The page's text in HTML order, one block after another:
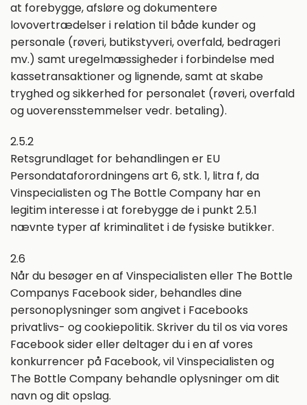
at forebygge, afsløre og dokumentere
lovovertrædelser i relation til både kunder og
personale (røveri, butikstyveri, overfald, bedrageri
mv.) samt uregelmæssigheder i forbindelse med
kassetransaktioner og lignende, samt at skabe
tryghed og sikkerhed for personalet (røveri, overfald
og uoverensstemmelser vedr. betaling).
2.5.2
Retsgrundlaget for behandlingen er EU
Persondataforordningens art 6, stk. 1, litra f, da
Vinspecialisten og The Bottle Company har en
legitim interesse i at forebygge de i punkt 2.5.1
nævnte typer af kriminalitet i de fysiske butikker.
2.6
Når du besøger en af Vinspecialisten eller The Bottle
Companys Facebook sider, behandles dine
personoplysninger som angivet i Facebooks
privatlivs- og cookiepolitik. Skriver du til os via vores
Facebook sider eller deltager du i en af vores
konkurrencer på Facebook, vil Vinspecialisten og
The Bottle Company behandle oplysninger om dit
navn og dit opslag.